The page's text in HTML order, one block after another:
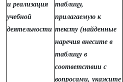
и реализация
учебной
деятельности
таблицу,
прилагаемую к
тексту (найденные
наречия внесите в
таблицу в
соответствии с
вопросами, укажите